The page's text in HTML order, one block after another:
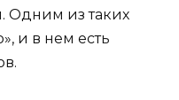
из таких
и в нем есть